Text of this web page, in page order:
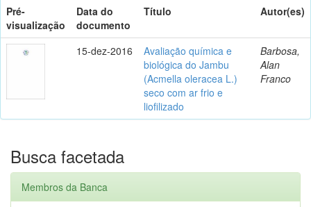
Pré-
visualização
Data do
documento
Título Autor(es)
15-dez-2016
Avaliação química e
biológica do Jambu
(Acmella oleracea L.)
seco com ar frio e
liofilizado
Barbosa,
Alan
Franco
Busca facetada
Membros da Banca